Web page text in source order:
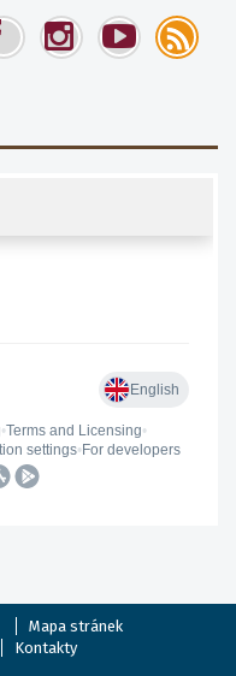
Mapa stránek
Kontakty